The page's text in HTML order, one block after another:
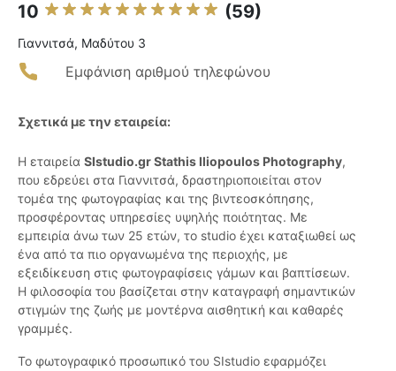
10 (59)
Γιαννιτσά, Μαδύτου 3
Εμφάνιση αριθμού τηλεφώνου
Σχετικά με την εταιρεία:
Η εταιρεία SIstudio.gr Stathis Iliopoulos Photography,
που εδρεύει στα Γιαννιτσά, δραστηριοποιείται στον
τομέα της φωτογραφίας και της βιντεοσκόπησης,
προσφέροντας υπηρεσίες υψηλής ποιότητας. Με
εμπειρία άνω των 25 ετών, το studio έχει καταξιωθεί ως
ένα από τα πιο οργανωμένα της περιοχής, με
εξειδίκευση στις φωτογραφίσεις γάμων και βαπτίσεων.
Η φιλοσοφία του βασίζεται στην καταγραφή σημαντικών
στιγμών της ζωής με μοντέρνα αισθητική και καθαρές
γραμμές.
Το φωτογραφικό προσωπικό του SIstudio εφαρμόζει